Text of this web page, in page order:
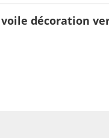
décoration